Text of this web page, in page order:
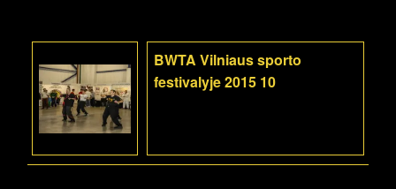
BWTA Vilniaus sporto
festivalyje 2015 10